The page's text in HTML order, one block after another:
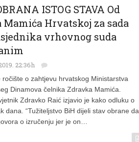
ISTOG STAVA Od
Hrvatskoj za sada
vrhovnog suda
22:36h
o zahtjevu hrvatskog Ministarstva
Dinamova čelnika Zdravka Mamića.
Zdravko Raić izjavio je kako odluku o
dana. “Tužiteljstvo BiH dijeli stav obrane da
o izručenju jer je on…